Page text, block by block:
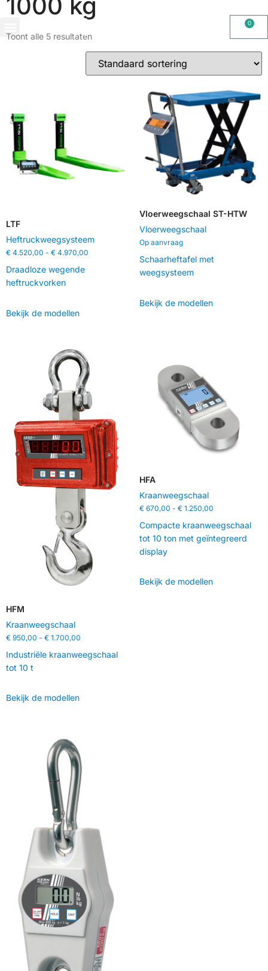
0
Toont alle 5 resultaten
LTF
Heftruckweegsysteem
€ 4.520,00 - € 4.970,00
Draadloze wegende
heftruckvorken
Bekijk de modellen
Vloerweegschaal ST-HTW
Vloerweegschaal
Op aanvraag
Schaarheftafel met
weegsysteem
Bekijk de modellen
HFM
Kraanweegschaal
€ 950,00 - € 1.700,00
Industriële kraanweegschaal
tot 10 t
Bekijk de modellen
HFA
Kraanweegschaal
€670,00 - €1.250,00
Compacte kraanweegschaal
tot 10 ton met geïntegreerd
display
Bekijk de modellen